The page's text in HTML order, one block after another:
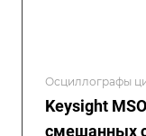
Осциллографы
Keysight
смешанных